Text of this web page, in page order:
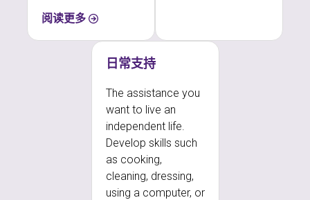
阅读更多
日常支持
The assistance you
want to live an
independent life.
Develop skills such
as cooking,
cleaning, dressing,
using a computer, or